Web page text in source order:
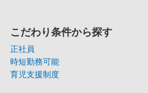
こだわり条件から探す
正社員
時短勤務可能
育児支援制度